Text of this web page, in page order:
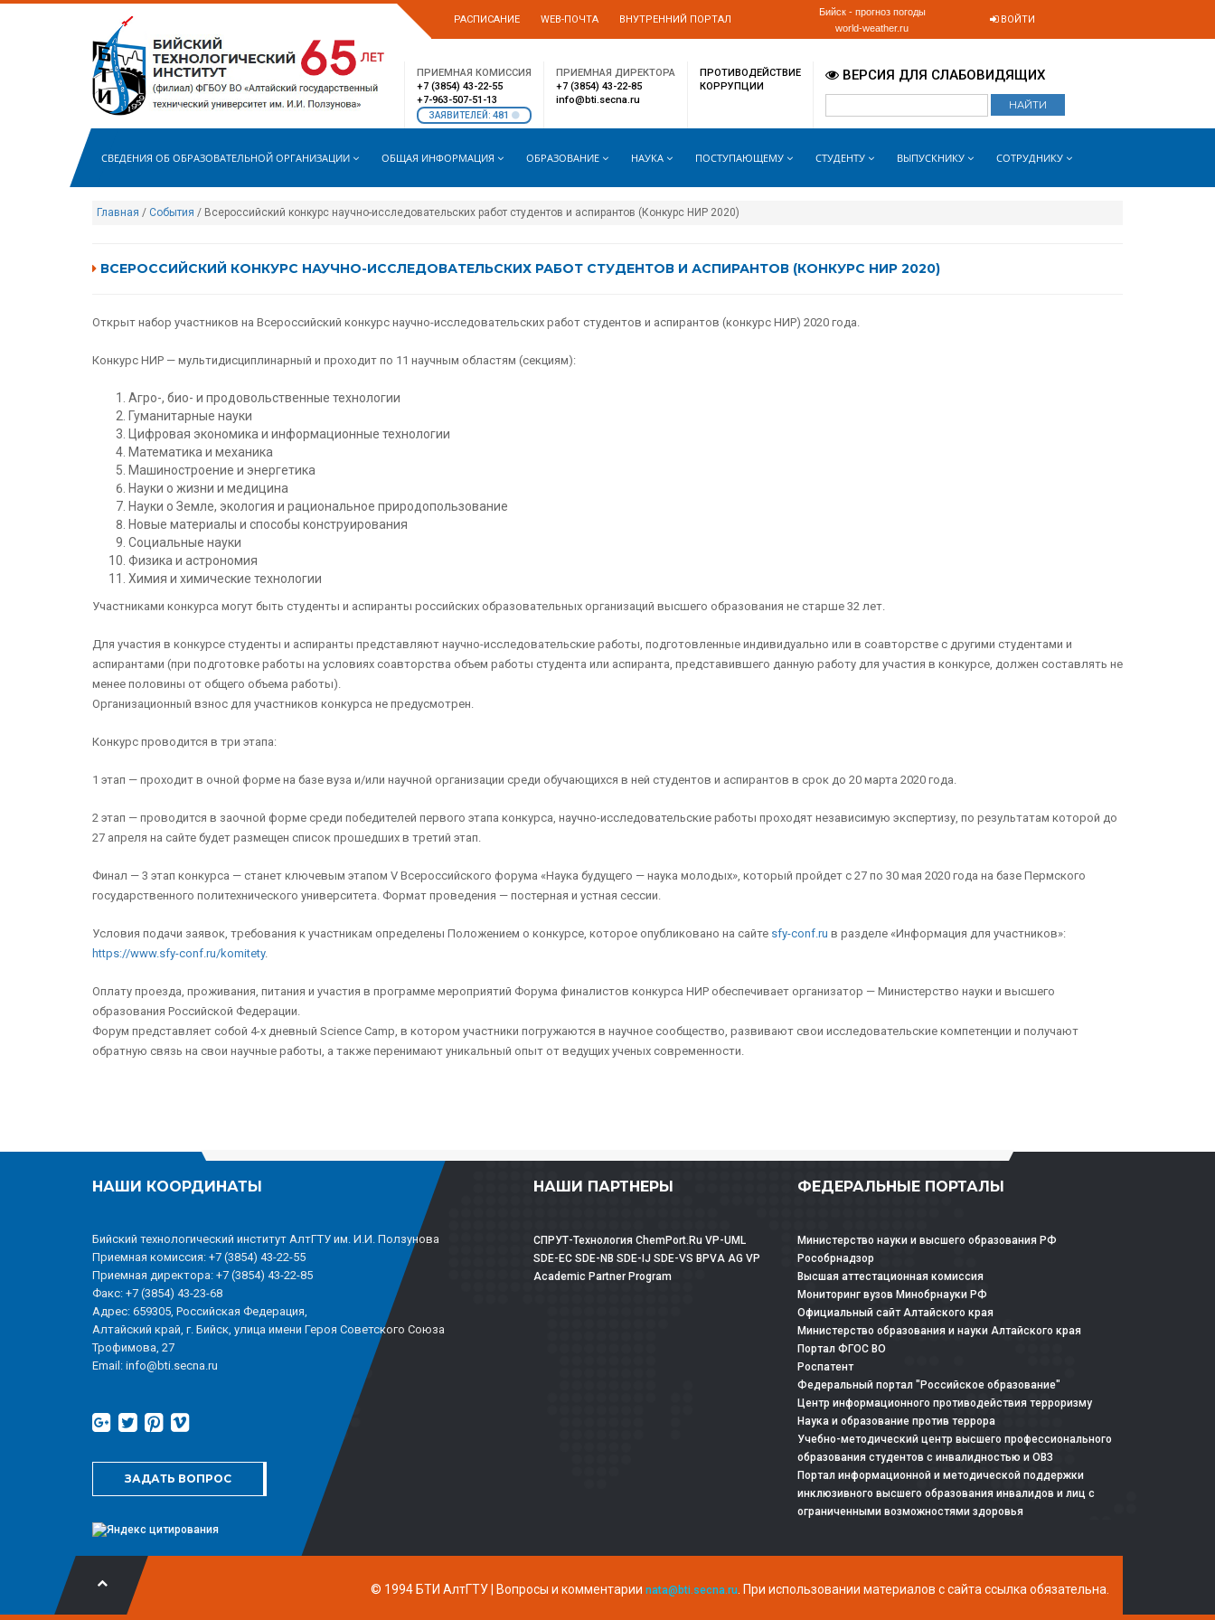
РАСПИСАНИЕ WEB-ПОЧТА ВНУТРЕННИЙ ПОРТАЛ
Бийск - прогноз погоды
world-weather.ru
ВОЙТИ
ПРИЕМНАЯ КОМИССИЯ
+7 (3854) 43-22-55
+7-963-507-51-13
ЗАЯВИТЕЛЕЙ: 481
ПРИЕМНАЯ ДИРЕКТОРА
+7 (3854) 43-22-85
info@bti.secna.ru
ПРОТИВОДЕЙСТВИЕ
КОРРУПЦИИ
ВЕРСИЯ ДЛЯ СЛАБОВИДЯЩИХ
СВЕДЕНИЯ ОБ ОБРАЗОВАТЕЛЬНОЙ ОРГАНИЗАЦИИ ОБЩАЯ ИНФОРМАЦИЯ ОБРАЗОВАНИЕ НАУКА ПОСТУПАЮЩЕМУ СТУДЕНТУ ВЫПУСКНИКУ СОТРУДНИКУ
Главная / События / Всероссийский конкурс научно-исследовательских работ студентов и аспирантов (Конкурс НИР 2020)
ВСЕРОССИЙСКИЙ КОНКУРС НАУЧНО-ИССЛЕДОВАТЕЛЬСКИХ РАБОТ СТУДЕНТОВ И АСПИРАНТОВ (КОНКУРС НИР 2020)
Открыт набор участников на Всероссийский конкурс научно-исследовательских работ студентов и аспирантов (конкурс НИР) 2020 года.
Конкурс НИР — мультидисциплинарный и проходит по 11 научным областям (секциям):
Агро-, био- и продовольственные технологии
Гуманитарные науки
Цифровая экономика и информационные технологии
Математика и механика
Машиностроение и энергетика
Науки о жизни и медицина
Науки о Земле, экология и рациональное природопользование
Новые материалы и способы конструирования
Социальные науки
Физика и астрономия
Химия и химические технологии
Участниками конкурса могут быть студенты и аспиранты российских образовательных организаций высшего образования не старше 32 лет.
Для участия в конкурсе студенты и аспиранты представляют научно-исследовательские работы, подготовленные индивидуально или в соавторстве с другими студентами и
аспирантами (при подготовке работы на условиях соавторства объем работы студента или аспиранта, представившего данную работу для участия в конкурсе, должен составлять не
менее половины от общего объема работы).
Организационный взнос для участников конкурса не предусмотрен.
Конкурс проводится в три этапа:
1 этап — проходит в очной форме на базе вуза и/или научной организации среди обучающихся в ней студентов и аспирантов в срок до 20 марта 2020 года.
2 этап — проводится в заочной форме среди победителей первого этапа конкурса, научно-исследовательские работы проходят независимую экспертизу, по результатам которой до
27 апреля на сайте будет размещен список прошедших в третий этап.
Финал — 3 этап конкурса — станет ключевым этапом V Всероссийского форума «Наука будущего — наука молодых», который пройдет с 27 по 30 мая 2020 года на базе Пермского
государственного политехнического университета. Формат проведения — постерная и устная сессии.
Условия подачи заявок, требования к участникам определены Положением о конкурсе, которое опубликовано на сайте sfy-conf.ru в разделе «Информация для участников»:
https://www.sfy-conf.ru/komitety.
Оплату проезда, проживания, питания и участия в программе мероприятий Форума финалистов конкурса НИР обеспечивает организатор — Министерство науки и высшего
образования Российской Федерации.
Форум представляет собой 4-х дневный Science Camp, в котором участники погружаются в научное сообщество, развивают свои исследовательские компетенции и получают
обратную связь на свои научные работы, а также перенимают уникальный опыт от ведущих ученых современности.
НАШИ КООРДИНАТЫ
Бийский технологический институт АлтГТУ им. И.И. Ползунова
Приемная комиссия: +7 (3854) 43-22-55
Приемная директора: +7 (3854) 43-22-85
Факс: +7 (3854) 43-23-68
Адрес: 659305, Российская Федерация,
Алтайский край, г. Бийск, улица имени Героя Советского Союза
Трофимова, 27
Email: info@bti.secna.ru
ЗАДАТЬ ВОПРОС
НАШИ ПАРТНЕРЫ
СПРУТ-Технология ChemPort.Ru VP-UML
SDE-EC SDE-NB SDE-IJ SDE-VS BPVA AG VP
Academic Partner Program
ФЕДЕРАЛЬНЫЕ ПОРТАЛЫ
Министерство науки и высшего образования РФ
Рособрнадзор
Высшая аттестационная комиссия
Мониторинг вузов Минобрнауки РФ
Официальный сайт Алтайского края
Министерство образования и науки Алтайского края
Портал ФГОС ВО
Роспатент
Федеральный портал "Российское образование"
Центр информационного противодействия терроризму
Наука и образование против террора
Учебно-методический центр высшего профессионального
образования студентов с инвалидностью и ОВЗ
Портал информационной и методической поддержки
инклюзивного высшего образования инвалидов и лиц с
ограниченными возможностями здоровья
© 1994 БТИ АлтГТУ | Вопросы и комментарии nata@bti.secna.ru. При использовании материалов с сайта ссылка обязательна.